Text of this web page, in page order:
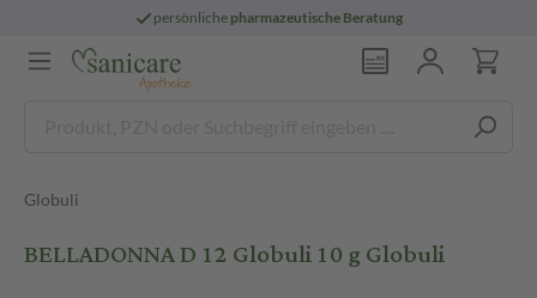
persönliche pharmazeutische Beratung
Globuli
BELLADONNA D 12 Globuli 10 g Globuli